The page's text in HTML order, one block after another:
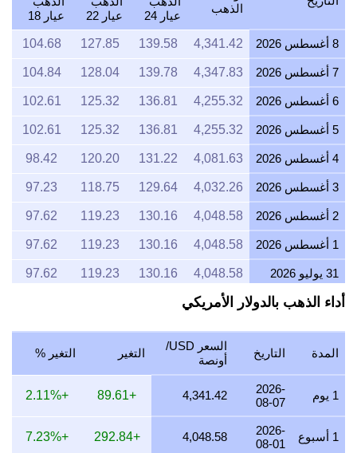
الذهب
عيار 24
عيار 22
عيار 18
8 أغسطس 2026 4,341.42
139.58
127.85
104.68
7 أغسطس 2026 4,347.83
139.78
128.04
104.84
6 أغسطس 2026 4,255.32
136.81
125.32
102.61
5 أغسطس 2026 4,255.32
136.81
125.32
102.61
4 أغسطس 2026 4,081.63
131.22
120.20
98.42
3 أغسطس 2026 4,032.26
129.64
118.75
97.23
2 أغسطس 2026 4,048.58
130.16
119.23
97.62
1 أغسطس 2026 4,048.58
130.16
119.23
97.62
31 يوليو 2026 4,048.58
130.16
119.23
97.62
30 يوليو 2026 4,098.36
29 يوليو 2026 4,048.58
130.16
119.23
97.62
28 يوليو 2026 4,032.26
129.64
118.75
97.23
27 يوليو 2026 4,081.63
120.20
98.42
26 يوليو 2026 4,048.58
130.16
25 يوليو 2026 4,048.58
119.23
97.62
أداء الذهب بالدولار الأمريكي
المدة التاريخ
السعر USD/
أونصة
التغير التغير %
1 يوم
2026-
08-07
4,341.42
+89.61
+2.11%
1 أسبوع
2026-
08-01
4,048.58
+292.84
+7.23%